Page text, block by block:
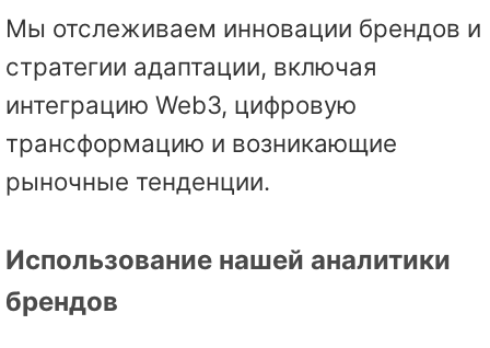
Мы отслеживаем инновации брендов и
стратегии адаптации, включая
интеграцию Web3, цифровую
трансформацию и возникающие
рыночные тенденции.
Использование нашей аналитики
брендов